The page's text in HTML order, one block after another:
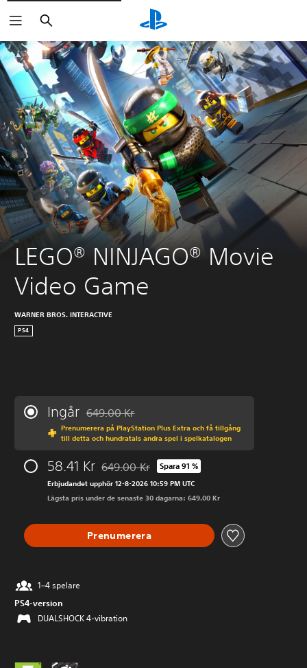
Sök
LEGO® NINJAGO® Movie
Video Game
WARNER BROS. INTERACTIVE
PS4
Ingår Nedsatt från ursprungspriset på 649.00 Kr
649.00 Kr
Prenumerera på PlayStation Plus Extra och få tillgång
till detta och hundratals andra spel i spelkatalogen
58.41 Kr Nedsatt från ursprungspriset på 649.00 Kr
649.00 Kr Spara 91 %
Erbjudandet upphör 12-8-2026 10:59 PM UTC
Lägsta pris under de senaste 30 dagarna: 649.00 Kr
Prenumerera
1–4 spelare
PS4-version
DUALSHOCK 4-vibration